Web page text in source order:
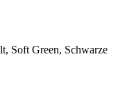
Soft Green, Schwarze